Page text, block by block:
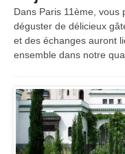
Dans Paris 11ème, vous
déguster de délicieux
et des échanges auront
ensemble dans notre